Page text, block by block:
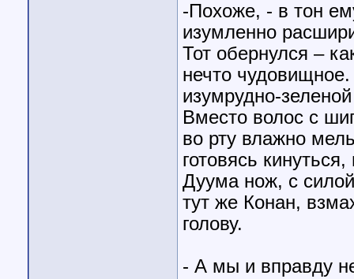
-Похоже, - в тон
изумленно
Тот обернулся –
нечто
изумрудно-
Вместо волос с
во рту влажно
готовясь
Дуума нож, с
тут же Конан,
голову.
- А мы и вправду